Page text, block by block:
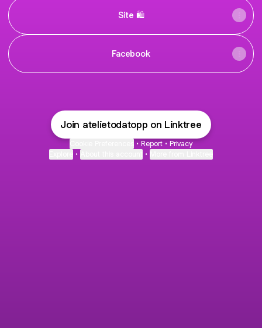
Site 🛍️
Facebook
Join atelietodatopp on Linktree
• Report • Privacy
• •